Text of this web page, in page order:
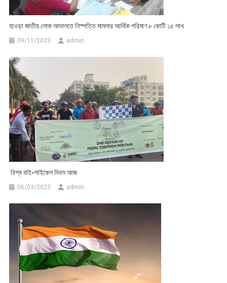
হাওড়া জাতীয় লোক আদালতে নিস্পত্তি মামলার আর্থিক পরিমাণ ৮ কোটি ১৫ লাখ
09/11/2023 admin
বিশ্ব বাই-সাইকেল দিবস আজ
06/03/2023 admin